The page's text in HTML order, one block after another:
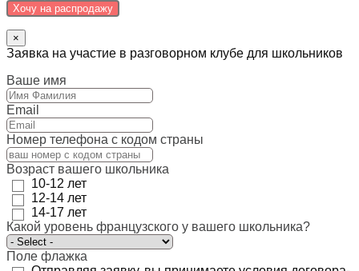
Хочу на распродажу
×
Заявка на участие в разговорном клубе для школьников
Ваше имя
Email
Номер телефона с кодом страны
Возраст вашего школьника
10-12 лет
12-14 лет
14-17 лет
Какой уровень французского у вашего школьника?
Поле флажка